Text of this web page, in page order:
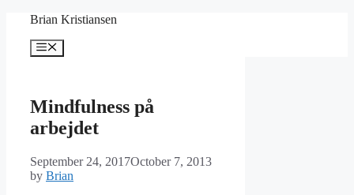
content
Brian Kristiansen
Menu
Mindfulness på
arbejdet
September 24, 2017October 7, 2013
by Brian